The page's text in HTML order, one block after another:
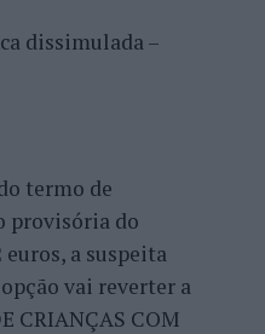
dissimulada –
termo de
provisória do
a suspeita
vai reverter a
CRIANÇAS COM